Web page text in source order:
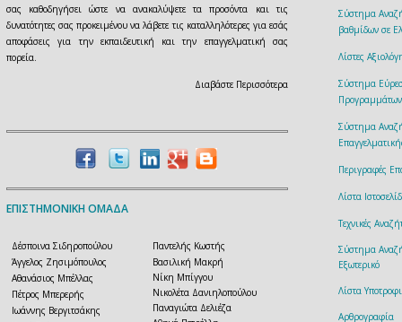
σας καθοδηγήσει ώστε να ανακαλύψετε τα προσόντα και τις
δυνατότητες σας προκειμένου να λάβετε τις καταλληλότερες για εσάς
αποφάσεις για την εκπαιδευτική και την επαγγελματική σας
πορεία.
Διαβάστε Περισσότερα
ΕΠΙΣΤΗΜΟΝΙΚΗ ΟΜΑΔΑ
Δέσποινα Σιδηροπούλου
Άγγελος Ζησιμόπουλος
Αθανάσιος Μπέλλας
Πέτρος Μπερερής
Ιωάννης Βεργιτσάκης
Παντελής Κωστής
Βασιλική Μακρή
Νίκη Μπίγγου
Νικολέτα Δανιηλοπούλου
Παναγιώτα Δελιέζα
Σύστημα
βαθμίδων σε
Λίστες
Σύστημα
Σύστημα
Περιγραφές
Λίστα
Τεχνικές
Σύστημα
Εξωτερικό
Λίστα
Αρθρογραφία